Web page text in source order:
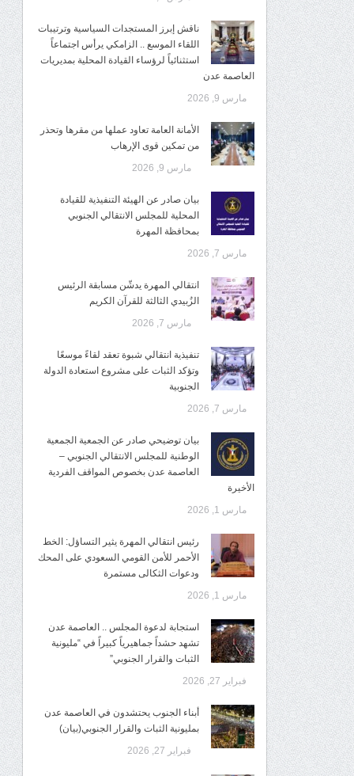
ناقش إبرز المستجدات السياسية وترتيبات
اللقاء الموسع .. الزامكي يرأس اجتماعاً
استثنائياً لرؤساء القيادة المحلية بمديريات
العاصمة عدن
مارس 9, 2026
الأمانة العامة تعاود عملها من مقرها وتحذر
من تمكين قوى الإرهاب
مارس 9, 2026
بيان صادر عن الهيئة التنفيذية للقيادة
المحلية للمجلس الانتقالي الجنوبي
بمحافظة المهرة
مارس 7, 2026
انتقالي المهرة يدشّن مسابقة الرئيس
الزُبيدي الثالثة للقرآن الكريم
مارس 7, 2026
تنفيذية انتقالي شبوة تعقد لقاءً موسعًا
وتؤكد الثبات على مشروع استعادة الدولة
الجنوبية
مارس 7, 2026
بيان توضيحي صادر عن الجمعية الجمعية
الوطنية للمجلس الانتقالي الجنوبي –
العاصمة عدن بخصوص المواقف الفردية
الأخيرة
مارس 1, 2026
رئيس انتقالي المهرة يثير التساؤل: الخط
الأحمر للأمن القومي السعودي على المحك
ودعوات الثكالى مستمرة
مارس 1, 2026
استجابة لدعوة المجلس .. العاصمة عدن
تشهد حشداً جماهيرياً كبيراً في “مليونية
الثبات والقرار الجنوبي”
فبراير 27, 2026
أبناء الجنوب يحتشدون في العاصمة عدن
بمليونية الثبات والقرار الجنوبي(بيان)
فبراير 27, 2026